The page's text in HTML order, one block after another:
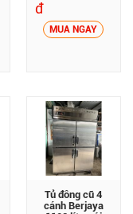
đ
MUA NGAY
Tủ đông cũ 4
cánh Berjaya